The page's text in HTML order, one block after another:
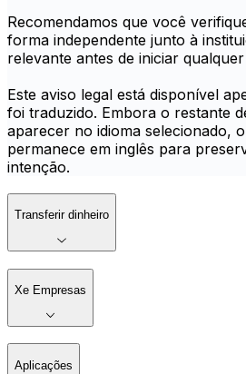
Recomendamos que você
forma independente junto à
relevante antes de iniciar
Este aviso legal está disponível
foi traduzido. Embora o restante
aparecer no idioma selecionado,
permanece em inglês para
intenção.
Transferir dinheiro
Xe Empresas
Aplicações